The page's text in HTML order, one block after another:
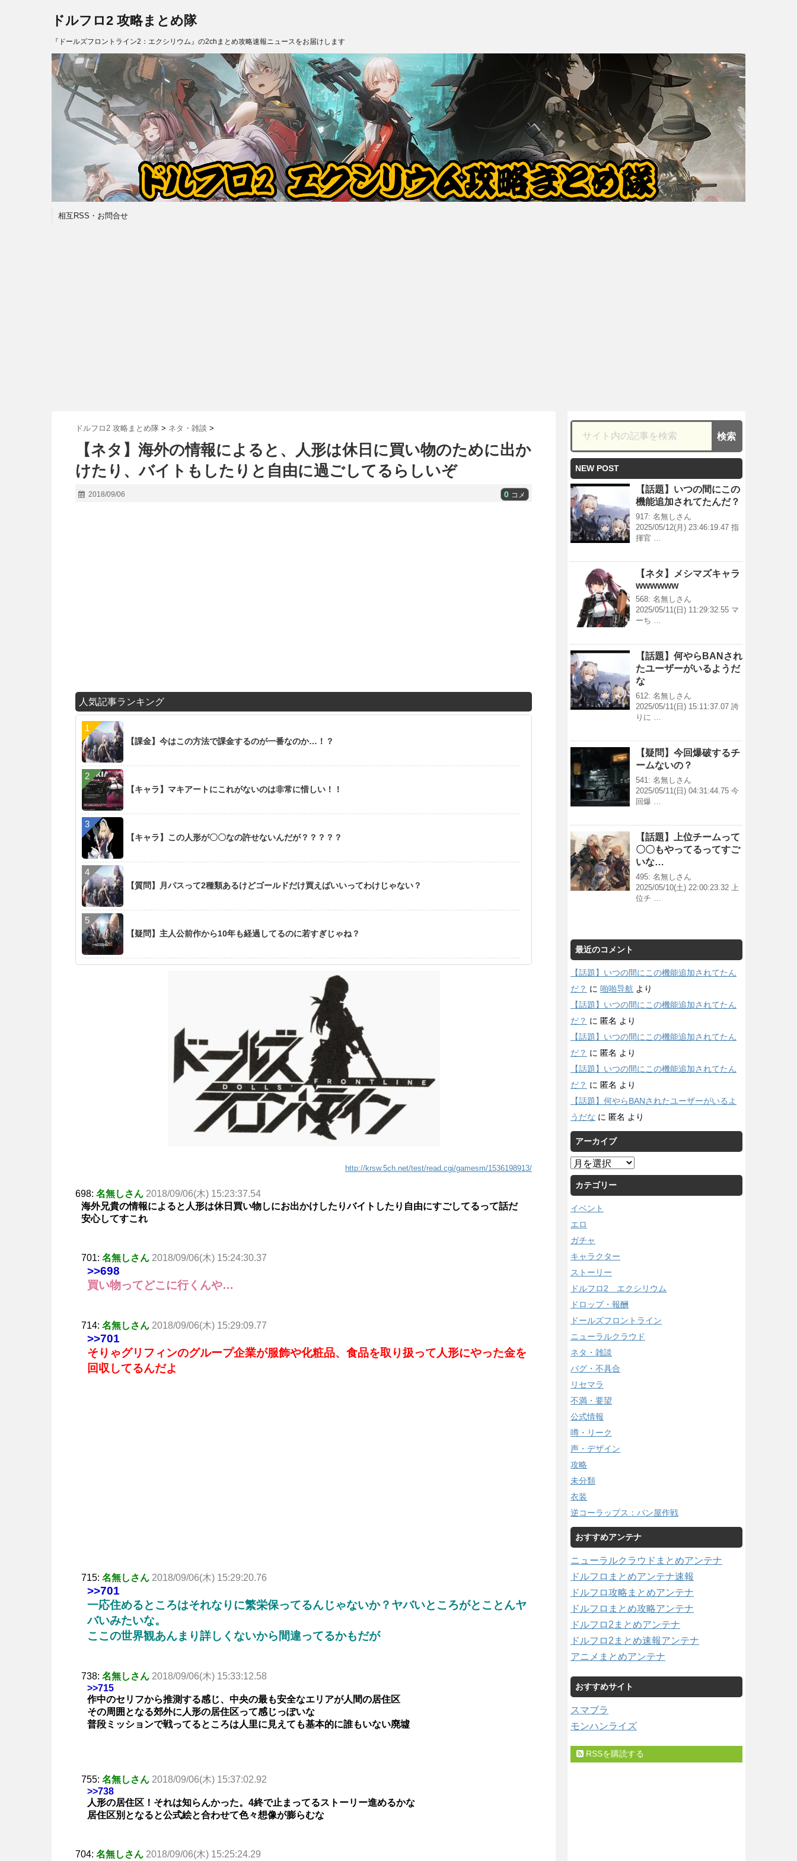
ドルフロ2 攻略まとめ隊
『ドールズフロントライン2：エクシリウム』の2chまとめ攻略速報ニュースをお届けします
相互RSS・お問合せ
ドルフロ2 攻略まとめ隊 > ネタ・雑談 >
【ネタ】海外の情報によると、人形は休日に買い物のために出か
けたり、バイトもしたりと自由に過ごしてるらしいぞ
2018/09/06 0 コメ
人気記事ランキング
【課金】今はこの方法で課金するのが一番なのか…！？
【キャラ】マキアートにこれがないのは非常に惜しい！！
【キャラ】この人形が〇〇なの許せないんだが？？？？？
【質問】月パスって2種類あるけどゴールドだけ買えばいいってわけじゃない？
【疑問】主人公前作から10年も経過してるのに若すぎじゃね？
http://krsw.5ch.net/test/read.cgi/gamesm/1536198913/
698: 名無しさん 2018/09/06(木) 15:23:37.54
海外兄貴の情報によると人形は休日買い物しにお出かけしたりバイトしたり自由にすごしてるって話だ
安心してすこれ
701: 名無しさん 2018/09/06(木) 15:24:30.37
>>698
買い物ってどこに行くんや…
714: 名無しさん 2018/09/06(木) 15:29:09.77
>>701
そりゃグリフィンのグループ企業が服飾や化粧品、食品を取り扱って人形にやった金を
回収してるんだよ
715: 名無しさん 2018/09/06(木) 15:29:20.76
>>701
一応住めるところはそれなりに繁栄保ってるんじゃないか？ヤバいところがとことんヤ
バいみたいな。
ここの世界観あんまり詳しくないから間違ってるかもだが
738: 名無しさん 2018/09/06(木) 15:33:12.58
>>715
作中のセリフから推測する感じ、中央の最も安全なエリアが人間の居住区
その周囲となる郊外に人形の居住区って感じっぽいな
普段ミッションで戦ってるところは人里に見えても基本的に誰もいない廃墟
755: 名無しさん 2018/09/06(木) 15:37:02.92
>>738
人形の居住区！それは知らんかった。4終で止まってるストーリー進めるかな
居住区別となると公式絵と合わせて色々想像が膨らむな
704: 名無しさん 2018/09/06(木) 15:25:24.29
NEW POST
【話題】いつの間にこの
機能追加されてたんだ？
917: 名無しさん
2025/05/12(月) 23:46:19.47 指
揮官 …
【ネタ】メシマズキャラ
wwwwww
568: 名無しさん
2025/05/11(日) 11:29:32.55 マ
ーち …
【話題】何やらBANされ
たユーザーがいるようだ
な
612: 名無しさん
2025/05/11(日) 15:11:37.07 誇
りに …
【疑問】今回爆破するチ
ームないの？
541: 名無しさん
2025/05/11(日) 04:31:44.75 今
回爆 …
【話題】上位チームって
〇〇もやってるってすご
いな…
495: 名無しさん
2025/05/10(土) 22:00:23.32 上
位チ …
最近のコメント
【話題】いつの間にこの機能追加されてたん
だ？ に 啪啪导航 より
【話題】いつの間にこの機能追加されてたん
だ？ に 匿名 より
【話題】いつの間にこの機能追加されてたん
だ？ に 匿名 より
【話題】いつの間にこの機能追加されてたん
だ？ に 匿名 より
【話題】何やらBANされたユーザーがいるよ
うだな に 匿名 より
アーカイブ
ア
ー
カ
イ
ブ
カテゴリー
イベント
エロ
ガチャ
キャラクター
ストーリー
ドルフロ2 エクシリウム
ドロップ・報酬
ドールズフロントライン
ニューラルクラウド
ネタ・雑談
バグ・不具合
リセマラ
不満・要望
公式情報
噂・リーク
声・デザイン
攻略
未分類
衣装
逆コーラップス：パン屋作戦
おすすめアンテナ
ニューラルクラウドまとめアンテナ
ドルフロまとめアンテナ速報
ドルフロ攻略まとめアンテナ
ドルフロまとめ攻略アンテナ
ドルフロ2まとめアンテナ
ドルフロ2まとめ速報アンテナ
アニメまとめアンテナ
おすすめサイト
スマブラ
モンハンライズ
RSSを購読する